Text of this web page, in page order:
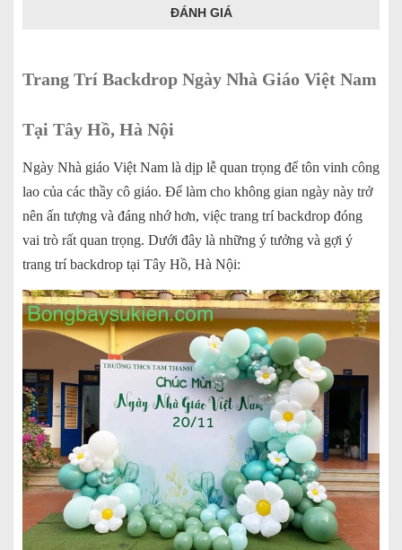
ĐÁNH GIÁ
Trang Trí Backdrop Ngày Nhà Giáo Việt Nam
Tại Tây Hồ, Hà Nội
Ngày Nhà giáo Việt Nam là dịp lễ quan trọng để tôn vinh công
lao của các thầy cô giáo. Để làm cho không gian ngày này trở
nên ấn tượng và đáng nhớ hơn, việc trang trí backdrop đóng
vai trò rất quan trọng. Dưới đây là những ý tưởng và gợi ý
trang trí backdrop tại Tây Hồ, Hà Nội: